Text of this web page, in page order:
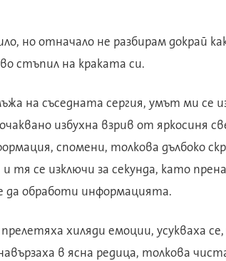
но отначало не разбирам докрай
стъпил на краката си.
на съседната сергия, умът ми се
избухна взрив от яркосиня
спомени, толкова дълбоко
се изключи за секунда, като
да обработи информацията.
хиляди емоции, усукваха се,
в ясна редица, толкова